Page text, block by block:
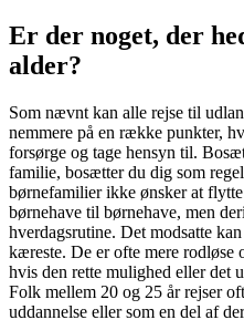
Er der noget, der
alder?
Som nævnt kan alle rejse til
nemmere på en række punkter,
forsørge og tage hensyn til.
familie, bosætter du dig som
børnefamilier ikke ønsker at
børnehave til børnehave, men
hverdagsrutine. Det modsatte
kæreste. De er ofte mere
hvis den rette mulighed eller det
Folk mellem 20 og 25 år rejser
uddannelse eller som en del af